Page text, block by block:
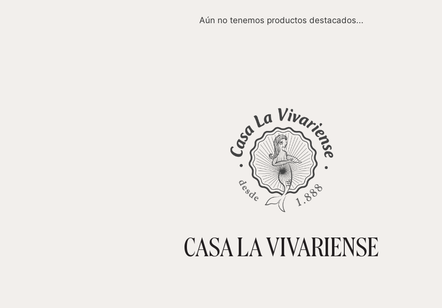
Aún no tenemos productos destacados...
CASA LA VIVARIENSE